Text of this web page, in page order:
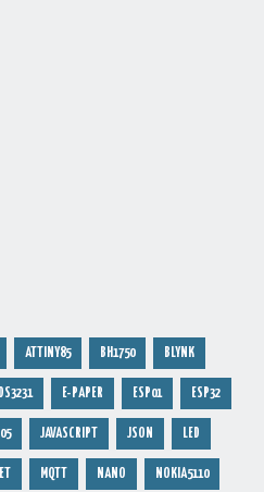
ATTINY85 BH1750 BLYNK
DS3231 E-PAPER ESP01 ESP32
JAVASCRIPT JSON LED
MQTT NANO NOKIA5110